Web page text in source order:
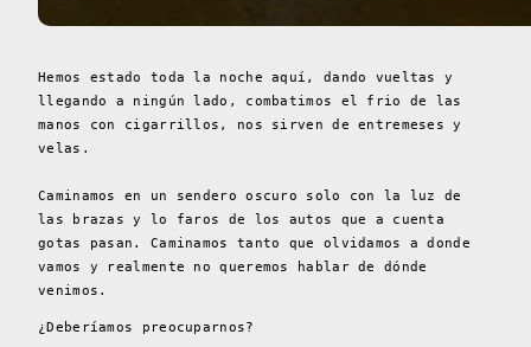
Hemos estado toda la noche aquí, dando vueltas y
llegando a ningún lado, combatimos el frio de las
manos con cigarrillos, nos sirven de entremeses y
velas.
Caminamos en un sendero oscuro solo con la luz de
las brazas y lo faros de los autos que a cuenta
gotas pasan. Caminamos tanto que olvidamos a donde
vamos y realmente no queremos hablar de dónde
venimos.
¿Deberíamos preocuparnos?